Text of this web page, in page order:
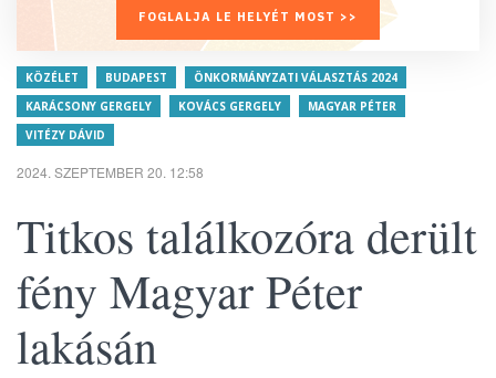
FOGLALJA LE HELYÉT MOST >>
KÖZÉLET BUDAPEST
ÖNKORMÁNYZATI VÁLASZTÁS 2024
KARÁCSONY GERGELY
KOVÁCS GERGELY
MAGYAR PÉTER
VITÉZY DÁVID
2024. SZEPTEMBER 20. 12:58
Titkos találkozóra derült
fény Magyar Péter
lakásán